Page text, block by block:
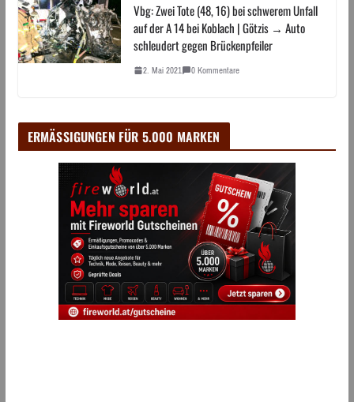
Vbg: Zwei Tote (48, 16) bei schwerem Unfall
auf der A 14 bei Koblach | Götzis → Auto
schleudert gegen Brückenpfeiler
2. Mai 2021 0 Kommentare
ERMÄSSIGUNGEN FÜR 5.000 MARKEN